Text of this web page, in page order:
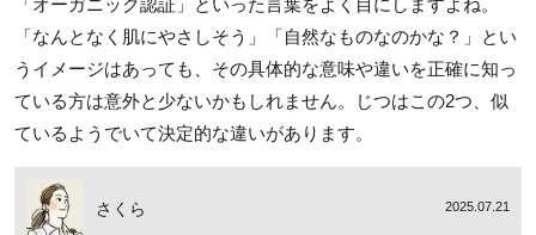
「オーガニック認証」といった言葉をよく目にしますよね。
「なんとなく肌にやさしそう」「自然なものなのかな？」とい
うイメージはあっても、その具体的な意味や違いを正確に知っ
ている方は意外と少ないかもしれません。じつはこの2つ、似
ているようでいて決定的な違いがあります。
さくら 2025.07.21